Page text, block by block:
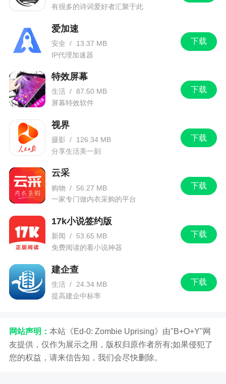
有很多的诗词爱好者汇聚于此
下载
爱加速
安全 /
13.37 MB
IP代理加速器
下载
特效屏幕
生活 / 87.50 MB
屏幕特效软件
下载
视界
摄影 /
126.34 MB
分享生活美一刻
下载
云采
购物 /
56.27 MB
一家专门做内衣采购的平台
下载
17k小说签约版
新闻 /
53.65 MB
免费阅读的看小说神器
下载
建企查
生活 /
24.34 MB
提高建企中标率
网站声明： 本站《Ed-0: Zombie Uprising》由"B+O+Y"网
友提供，仅作为展示之用，版权归原作者所有;如果侵犯了
您的权益，请来信告知，我们会尽快删除。